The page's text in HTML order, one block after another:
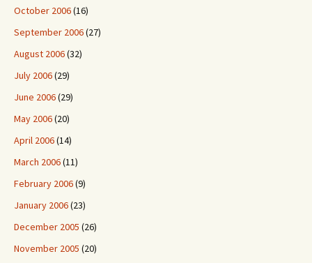
October 2006(16)
September 2006(27)
August 2006(32)
July 2006(29)
June 2006(29)
May 2006(20)
April 2006(14)
March 2006(11)
February 2006(9)
January 2006(23)
December 2005 (26)
November 2005 (20)